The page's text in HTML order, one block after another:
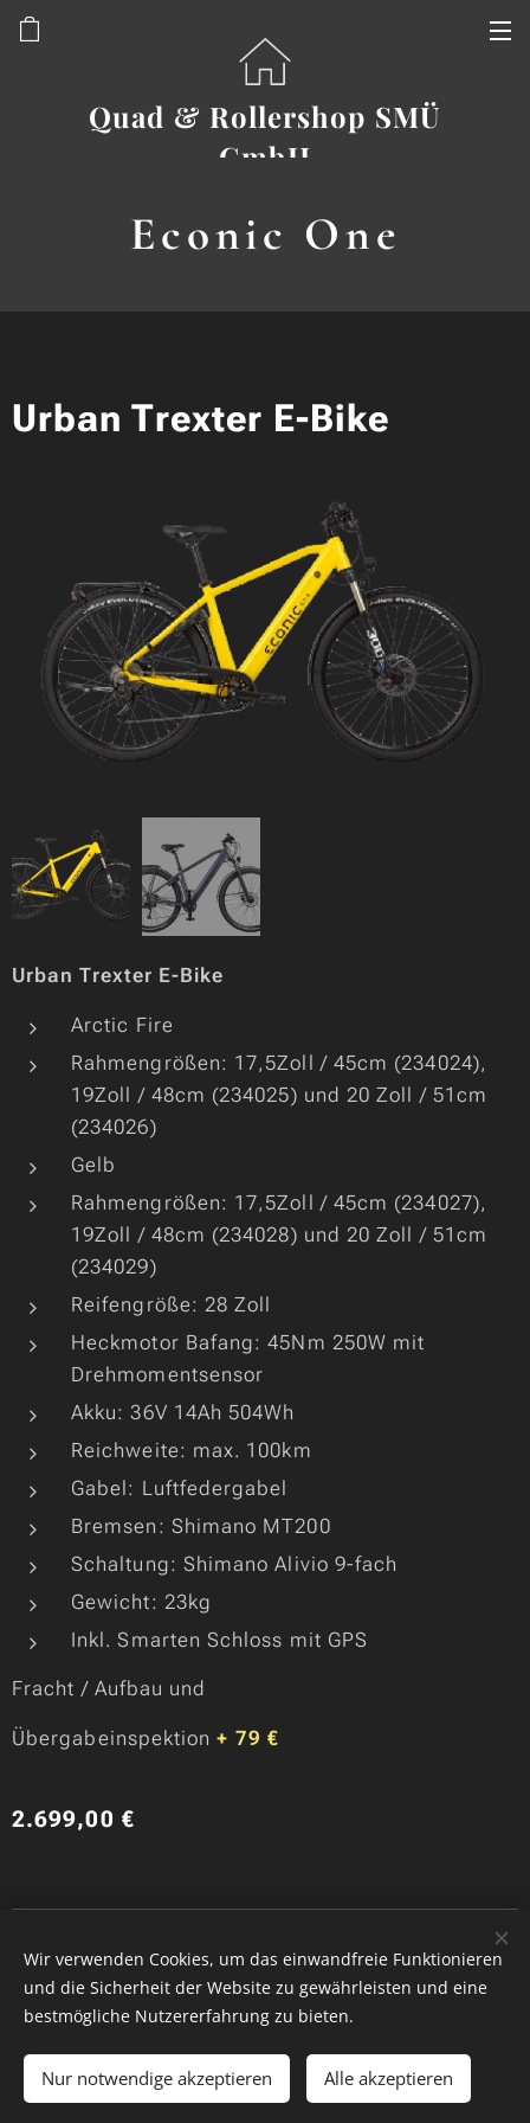
Quad & Rollershop SMÜ
GmbH
Econic One
Urban Trexter E-Bike
Urban Trexter E-Bike
Arctic Fire
Rahmengrößen: 17,5Zoll / 45cm (234024),
19Zoll / 48cm (234025) und 20 Zoll / 51cm
(234026)
Gelb
Rahmengrößen: 17,5Zoll / 45cm (234027),
19Zoll / 48cm (234028) und 20 Zoll / 51cm
(234029)
Reifengröße: 28 Zoll
Heckmotor Bafang: 45Nm 250W mit
Drehmomentsensor
Akku: 36V 14Ah 504Wh
Reichweite: max. 100km
Gabel: Luftfedergabel
Bremsen: Shimano MT200
Schaltung: Shimano Alivio 9-fach
Gewicht: 23kg
Inkl. Smarten Schloss mit GPS
Fracht / Aufbau und
Übergabeinspektion+ 79 €
2.699,00 €
Ausverkauft
Cookies
Wir verwenden Cookies, um das einwandfreie Funktionieren
und die Sicherheit der Website zu gewährleisten und eine
bestmögliche Nutzererfahrung zu bieten.
Nur notwendige akzeptieren Alle akzeptieren